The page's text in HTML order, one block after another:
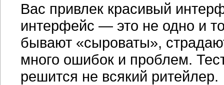
Вас привлек красивый
интерфейс — это не одно и
бывают «сыроваты»,
много ошибок и проблем.
решится не всякий ритейлер.